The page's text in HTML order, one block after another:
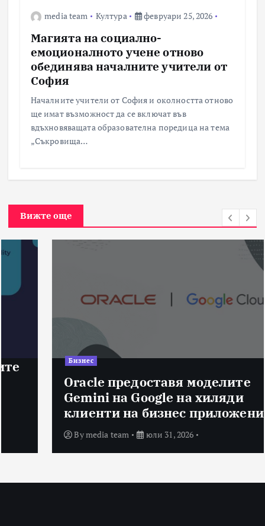
media team Култура февруари 25, 2026
Магията на социално-
емоционалното учене отново
обединява началните учители от
София
Началните учители от София и околността отново
ще имат възможност да се включат във
вдъхновяващата образователна поредица на тема
„Съкровища…
Вижте още
Бизнес
Oracle предоставя моделите
Gemini на Google на хиляди
клиенти на бизнес приложения
media team юли 31, 2026